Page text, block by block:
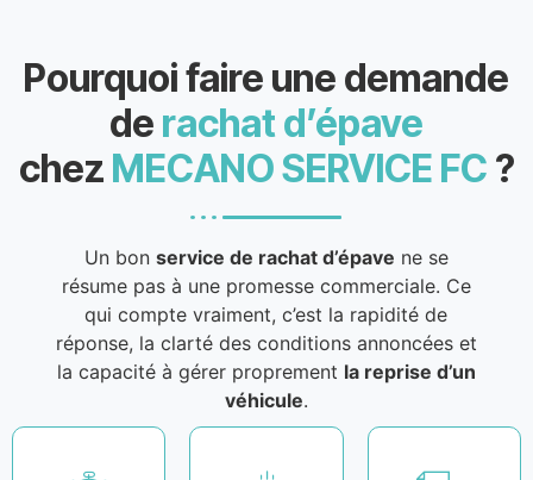
Pourquoi faire une demande
de rachat d’épave
chez MECANO SERVICE FC ?
Un bon service de rachat d’épave ne se
résume pas à une promesse commerciale. Ce
qui compte vraiment, c’est la rapidité de
réponse, la clarté des conditions annoncées et
la capacité à gérer proprement la reprise d’un
véhicule.